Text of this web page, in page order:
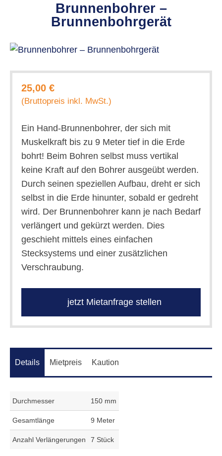
Brunnenbohrer –
Brunnenbohrgerät
25,00 €
(Bruttopreis inkl. MwSt.)
Ein Hand-Brunnenbohrer, der sich mit
Muskelkraft bis zu 9 Meter tief in die Erde
bohrt! Beim Bohren selbst muss vertikal
keine Kraft auf den Bohrer ausgeübt werden.
Durch seinen speziellen Aufbau, dreht er sich
selbst in die Erde hinunter, sobald er gedreht
wird. Der Brunnenbohrer kann je nach Bedarf
verlängert und gekürzt werden. Dies
geschieht mittels eines einfachen
Stecksystems und einer zusätzlichen
Verschraubung.
jetzt Mietanfrage stellen
Details Mietpreis Kaution
Durchmesser 150 mm
Gesamtlänge 9 Meter
Anzahl Verlängerungen 7 Stück